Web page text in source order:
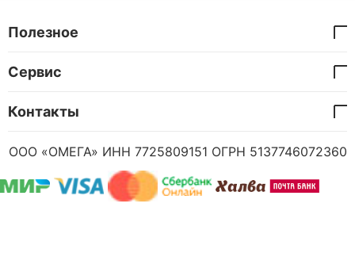
Полезное
Сервис
Контакты
ООО «ОМЕГА» ИНН 7725809151 ОГРН 5137746072360